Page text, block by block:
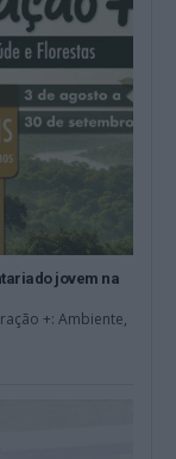
jovem na
+: Ambiente,